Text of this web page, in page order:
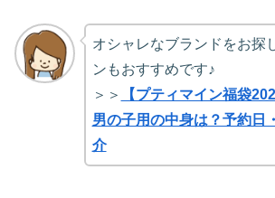
オシャレなブランドをお探
ンもおすすめです♪
＞＞
【プティマイン福袋
男の子用の中身は？予約日
介